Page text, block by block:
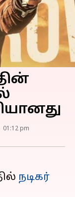
01:12 pm
நடிகர்